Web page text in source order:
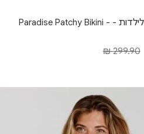
סט בגד ים לילדות - Paradise Patchy Bikini -
מחיר רגיל
299.90 ₪